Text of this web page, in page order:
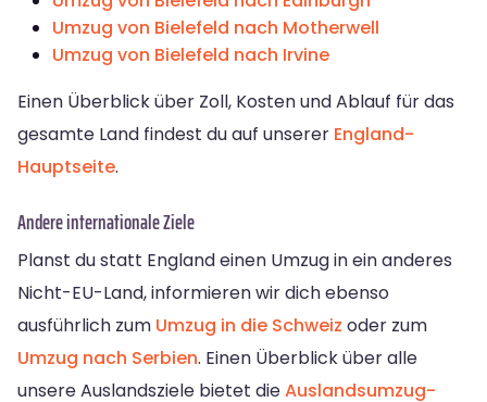
Umzug von Bielefeld nach Motherwell
Umzug von Bielefeld nach Irvine
Einen Überblick über Zoll, Kosten und Ablauf für das
gesamte Land findest du auf unserer England-
Hauptseite.
Andere internationale Ziele
Planst du statt England einen Umzug in ein anderes
Nicht-EU-Land, informieren wir dich ebenso
ausführlich zum Umzug in die Schweiz oder zum
Umzug nach Serbien. Einen Überblick über alle
unsere Auslandsziele bietet dieAuslandsumzug-